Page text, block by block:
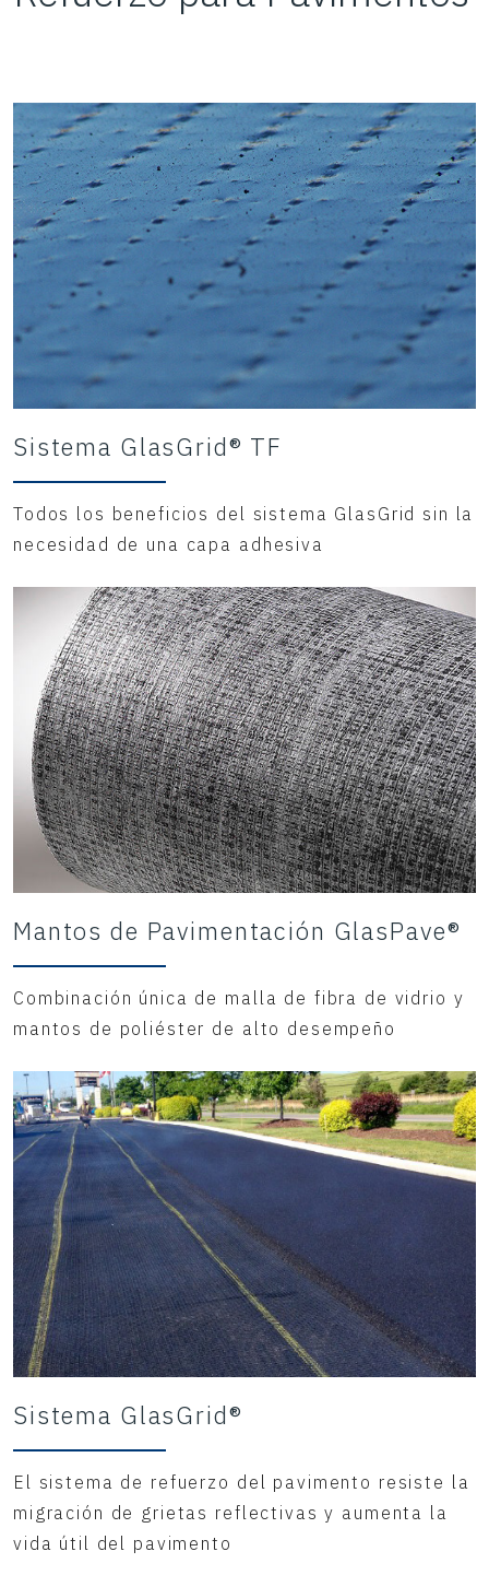
Sistema GlasGrid® TF
Todos los beneficios del sistema GlasGrid sin la
necesidad de una capa adhesiva
Mantos de Pavimentación GlasPave®
Combinación única de malla de fibra de vidrio y
mantos de poliéster de alto desempeño
Sistema GlasGrid®
El sistema de refuerzo del pavimento resiste la
migración de grietas reflectivas y aumenta la
vida útil del pavimento